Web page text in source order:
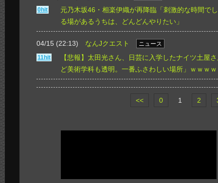
0hit
元乃木坂46・相楽伊織が再降臨「刺激的な時間
る場があるうちは、どんどんやりたい」
04/15 (22:13) なんJクエスト
ニュース
11hit
【悲報】太田光さん、日芸に入学したナイツ土屋
ど美術学科も透明。一番ふさわしい場所」ｗｗｗ
<< 0 1 2